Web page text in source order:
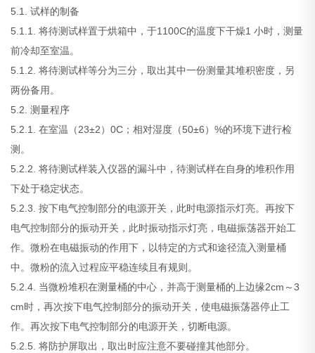
5.1. 试样的制备
5.1.1. 将待测试样置于烘箱中，于1100C的温度下干燥1 小时，测量
前冷却至室温。
5.1.2. 将待测试样等分为三分，取出其中一份测量其堆积密度，另
两份备用。
5.2. 测量程序
5.2.1. 在室温（23±2）0C；相对湿度（50±6）%的环境下进行检
测。
5.2.2. 将待测试样装入仪器的漏斗中，待测试样在自身的堆积作用
下处于稳定状态。
5.2.3. 按下电气控制部分的电源开关，此时电源指示灯亮。再按下
电气控制部分的振动开关，此时振动指示灯亮，电磁振荡器开始工
作。微粉在电磁振动的作用下，以特定的方式和途径流入测量桶
中。微粉的流入过程应平稳连续且有规则。
5.2.4. 当微粉堆积在测量桶的中心，并高于测量桶的上边缘2cm～3
cm时，再次按下电气控制部分的振动开关，使电磁振荡器停止工
作。再次按下电气控制部分的电源开关，切断电源。
5.2.5. 将防护屏取出，取出时应注意不要碰撞其他部分。